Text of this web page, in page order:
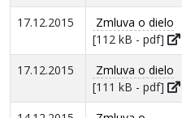
17.12.2015
Zmluva o dielo
[112 kB - pdf]
17.12.2015
Zmluva o dielo
[111 kB - pdf]